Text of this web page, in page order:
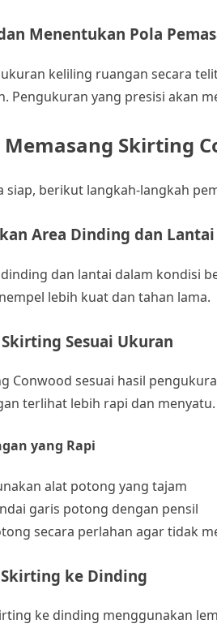
Menentukan Pola
keliling ruangan secara
Pengukuran yang presisi akan
Skirting
siap, berikut langkah-langkah
Area Dinding dan Lantai
dan lantai dalam kondisi
lebih kuat dan tahan lama.
Sesuai Ukuran
Conwood sesuai hasil
terlihat lebih rapi dan menyatu.
yang Rapi
alat potong yang tajam
garis potong dengan pensil
secara perlahan agar tidak
ke Dinding
ke dinding menggunakan